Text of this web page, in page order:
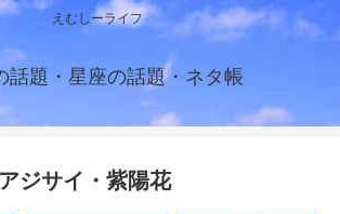
えむしーライフ
話題・星座の話題・ネタ帳
ジサイ・紫陽花